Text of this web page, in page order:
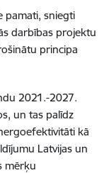
pamati, sniegti
darbības projektu
principa
2021.-2027.
un tas palīdz
kā
Latvijas un
mērķu